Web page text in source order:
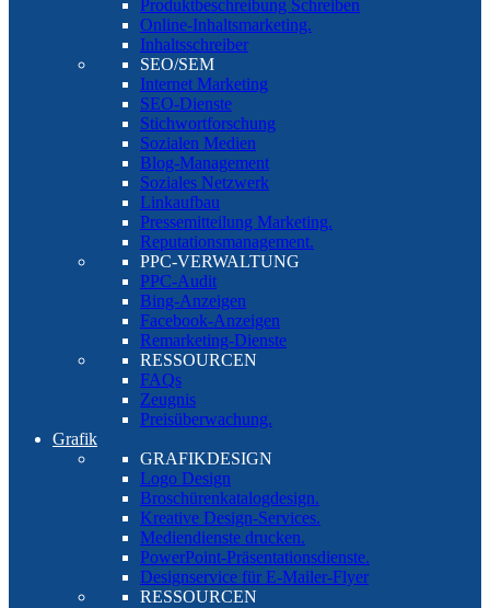
Produktbeschreibung Schreiben
Online-Inhaltsmarketing.
Inhaltsschreiber
SEO/SEM
Internet Marketing
SEO-Dienste
Stichwortforschung
Sozialen Medien
Blog-Management
Soziales Netzwerk
Linkaufbau
Pressemitteilung Marketing.
Reputationsmanagement.
PPC-VERWALTUNG
PPC-Audit
Bing-Anzeigen
Facebook-Anzeigen
Remarketing-Dienste
RESSOURCEN
FAQs
Zeugnis
Preisüberwachung.
Grafik
GRAFIKDESIGN
Logo Design
Broschürenkatalogdesign.
Kreative Design-Services.
Mediendienste drucken.
PowerPoint-Präsentationsdienste.
Designservice für E-Mailer-Flyer
RESSOURCEN